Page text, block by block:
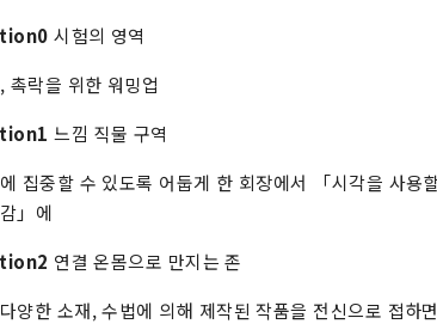
시험의 영역
촉락을 ​​위한 워밍업
느낌 직물 구역
집중할 수 있도록 어둡게 한 회장에서 「시각을 사용
」에
연결 온몸으로 만지는 존
양한 소재, 수법에 의해 제작된 작품을 전신으로 접하